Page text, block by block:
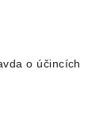
o účincích